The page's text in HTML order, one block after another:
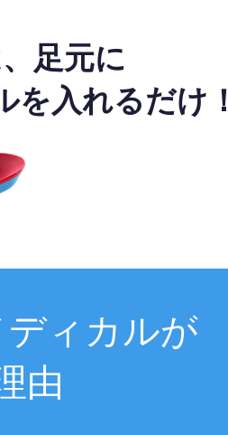
足元に
を入れるだけ！
ィカルが
由